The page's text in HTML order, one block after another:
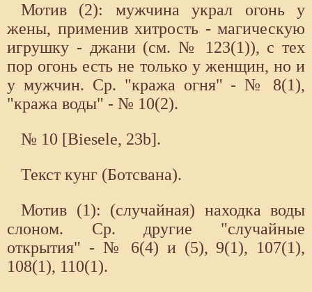
Мотив (2): мужчина украл огонь у
жены, применив хитрость - магическую
игрушку - джани (см. № 123(1)), с тех
пор огонь есть не только у женщин, но и
у мужчин. Ср. "кража огня" - № 8(1),
"кража воды" - № 10(2).
№ 10 [Biesele, 23b].
Текст кунг (Ботсвана).
Мотив (1): (случайная) находка воды
слоном. Ср. другие "случайные
открытия" - № 6(4) и (5), 9(1), 107(1),
108(1), 110(1).